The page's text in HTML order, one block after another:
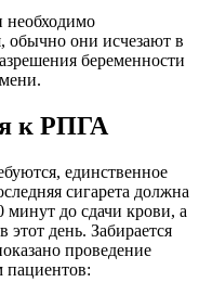
необходимо
обычно они исчезают в
беременности
к РПГА
единственное
сигарета должна
до сдачи крови, а
этот день. Забирается
проведение
пациентов: